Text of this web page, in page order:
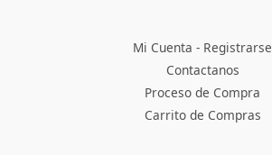
Mi Cuenta - Registrarse
Contactanos
Proceso de Compra
Carrito de Compras